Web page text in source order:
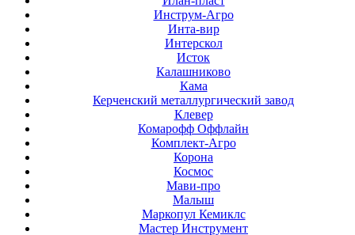
Инструм-Агро
Инта-вир
Интерскол
Исток
Калашниково
Кама
Керченский металлургический завод
Клевер
Комарофф Оффлайн
Комплект-Агро
Корона
Космос
Мави-про
Малыш
Маркопул Кемиклс
Мастер Инструмент